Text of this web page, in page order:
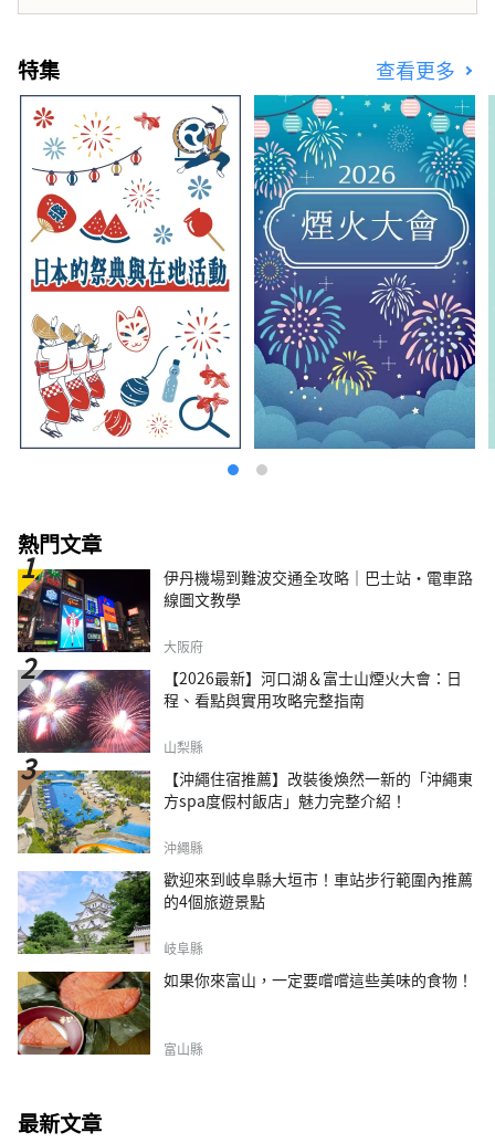
特集 查看更多
熱門文章
伊丹機場到難波交通全攻略｜巴士站・電車路
線圖文教學
大阪府
【2026最新】河口湖＆富士山煙火大會：日
程、看點與實用攻略完整指南
山梨縣
【沖繩住宿推薦】改裝後煥然一新的「沖繩東
方spa度假村飯店」魅力完整介紹！
沖繩縣
歡迎來到岐阜縣大垣市！車站步行範圍內推薦
的4個旅遊景點
岐阜縣
如果你來富山，一定要嚐嚐這些美味的食物！
富山縣
最新文章